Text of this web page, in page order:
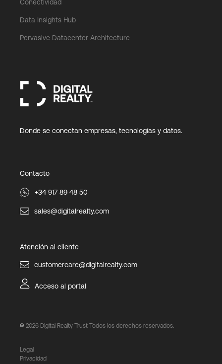
Conectividad
Data Insights Hub
Pervasive Datacenter Architecture
Donde se conectan empresas, tecnologías y datos.
Contacto
+34 917 89 48 50
sales@digitalrealty.com
Atención al cliente
customercare@digitalrealty.com
Acceso al portal
2026 Digital Realty Trust Todos los derechos reservados.
Legal
Privacidad